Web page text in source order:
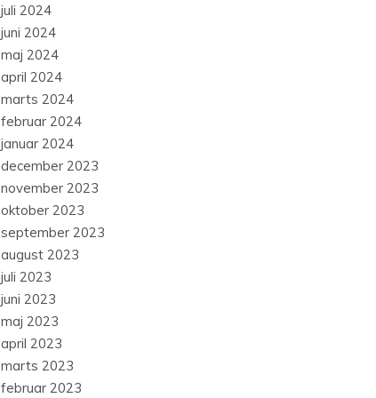
december 2023
november 2023
oktober 2023
september 2023
august 2023
juli 2023
juni 2023
maj 2023
april 2023
marts 2023
februar 2023
januar 2023
december 2022
november 2022
oktober 2022
september 2022
august 2022